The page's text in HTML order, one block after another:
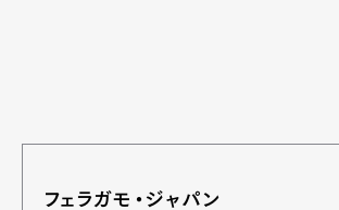
フェラガモ・ジャパン